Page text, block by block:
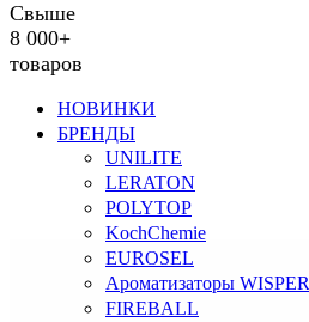
Свыше
8 000+
товаров
НОВИНКИ
БРЕНДЫ
UNILITE
LERATON
POLYTOP
KochChemie
EUROSEL
Ароматизаторы WISPER
FIREBALL